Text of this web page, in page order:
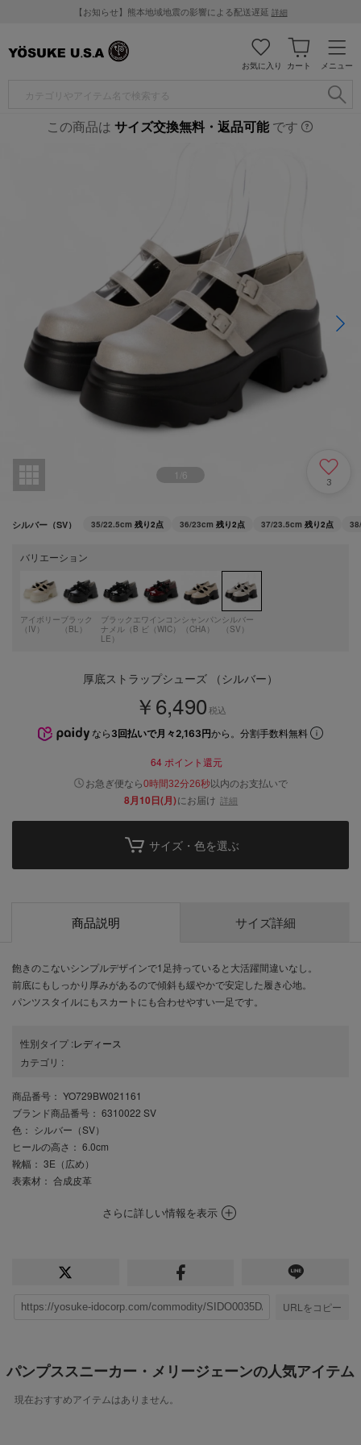
【お知らせ】熊本地域地震の影響による配送遅延 詳細
メニュー
カート
お気に入り
この商品は サイズ交換無料・返品可能です
1 6
3
シルバー（SV） 35/22.5cm 残り2点 36/23cm 残り2点 37/23.5cm 残り2点
バリエーション
アイボリー
（IV）
ブラック
（BL）
ブラックエ
ナメル（B
LE）
ワインコン
ビ（WIC）
シャンパン
（CHA）
シルバー
（SV）
厚底ストラップシューズ （シルバー）
￥6,490 税込
なら 3回払いで月々2,163円から。分割手数料無料
64 ポイント還元
お急ぎ便なら0時間32分25秒以内のお支払いで
8月10日(月)にお届け 詳細
サイズ・色を選ぶ
商品説明 サイズ詳細
飽きのこないシンプルデザインで1足持っていると大活躍間違いなし。
前底にもしっかり厚みがあるので傾斜も緩やかで安定した履き心地。
パンツスタイルにもスカートにも合わせやすい一足です。
性別タイプ :レディース
カテゴリ :
商品番号 ： YO729BW021161
ブランド商品番号 ： 6310022 SV
色 ： シルバー（SV）
ヒールの高さ ： 6.0cm
靴幅 ： 3E（広め）
表素材 ： 合成皮革
さらに詳しい情報を表示
URLをコピー
パンプススニーカー・メリージェーンの人気アイテム
現在おすすめアイテムはありません。